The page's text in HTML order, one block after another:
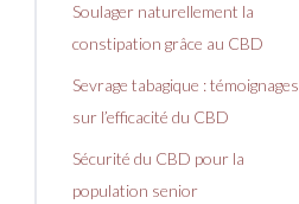
Soulager naturellement la
constipation grâce au CBD
Sevrage tabagique : témoignages
sur l’efficacité du CBD
Sécurité du CBD pour la
population senior